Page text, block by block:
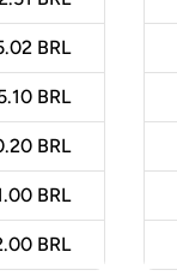
BRL
BRL
BRL
BRL
BRL